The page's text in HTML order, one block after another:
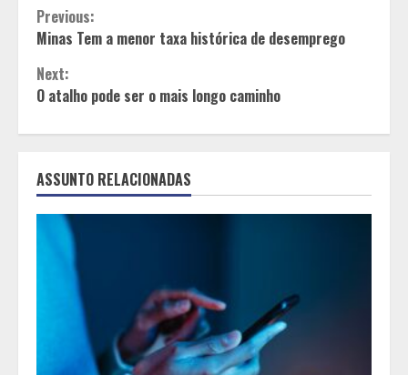
Continue
Reading
Previous:
Minas Tem a menor taxa histórica de desemprego
Next:
O atalho pode ser o mais longo caminho
ASSUNTO RELACIONADAS